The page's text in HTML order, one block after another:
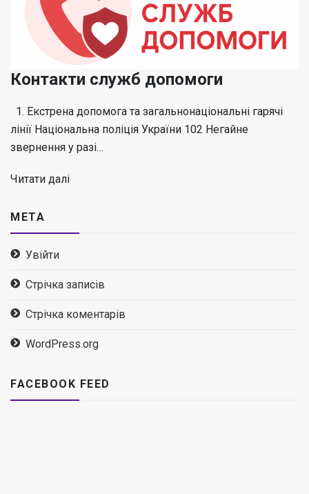
Контакти служб допомоги
1. Екстрена допомога та загальнонаціональні гарячі
лінії Національна поліція України 102 Негайне
звернення у разі…
Читати далі
МЕТА
Увійти
Стрічка записів
Стрічка коментарів
WordPress.org
FACEBOOK FEED